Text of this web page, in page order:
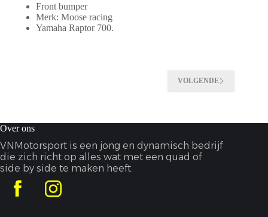
Front bumper
Merk: Moose racing
Yamaha Raptor 700.
VOLGENDE
Over ons
VNMotorsport is een jong en dynamisch bedrijf
die zich richt op alles wat met een quad of
side by side te maken heeft.